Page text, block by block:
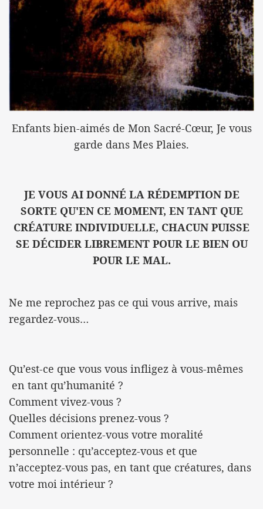
Enfants bien-aimés de Mon Sacré-Cœur, Je vous
garde dans Mes Plaies.
JE VOUS AI DONNÉ LA RÉDEMPTION DE
SORTE QU'EN CE MOMENT, EN TANT QUE
CRÉATURE INDIVIDUELLE, CHACUN PUISSE
SE DÉCIDER LIBREMENT POUR LE BIEN OU
POUR LE MAL.
Ne me reprochez pas ce qui vous arrive, mais
regardez-vous…
Qu’est-ce que vous vous infligez à vous-mêmes
en tant qu’humanité ?
Comment vivez-vous ?
Quelles décisions prenez-vous ?
Comment orientez-vous votre moralité
personnelle : qu’acceptez-vous et que
n’acceptez-vous pas, en tant que créatures, dans
votre moi intérieur ?